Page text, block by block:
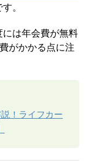
。
は年会費が無料
がかかる点に注
！ライフカー